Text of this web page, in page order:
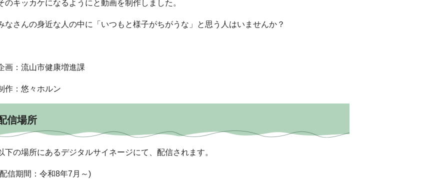
のキッカケになるようにと動画を制作しました。
なさんの身近な人の中に「いつもと様子がちがうな」と思う人はいませんか？
画：流山市健康増進課
作：悠々ホルン
信場所
下の場所にあるデジタルサイネージにて、配信されます。
信期間：令和8年7月～)